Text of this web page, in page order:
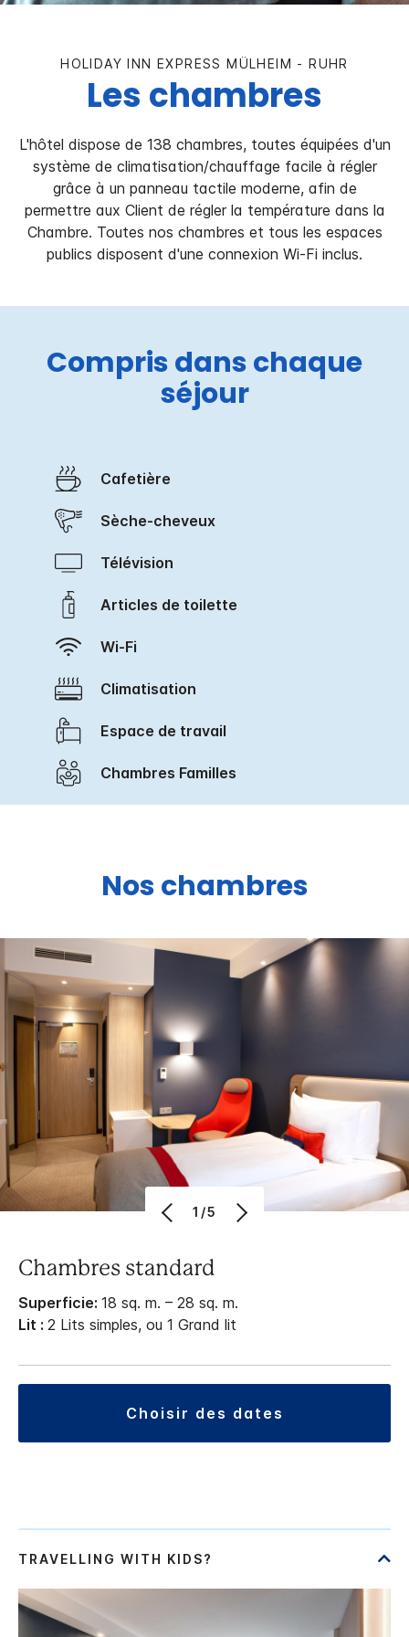
HOLIDAY INN EXPRESS MÜLHEIM - RUHR
Les chambres
L'hôtel dispose de 138 chambres, toutes équipées d'un
système de climatisation/chauffage facile à régler
grâce à un panneau tactile moderne, afin de
permettre aux Client de régler la température dans la
Chambre. Toutes nos chambres et tous les espaces
publics disposent d'une connexion Wi-Fi inclus.
Compris dans chaque
séjour
Cafetière
Sèche-cheveux
Télévision
Articles de toilette
Wi-Fi
Climatisation
Espace de travail
Chambres Familles
Nos chambres
1/5
Chambres standard
Superficie: 18 sq. m. – 28 sq. m.
Lit : 2 Lits simples, ou 1 Grand lit
choisir des dates